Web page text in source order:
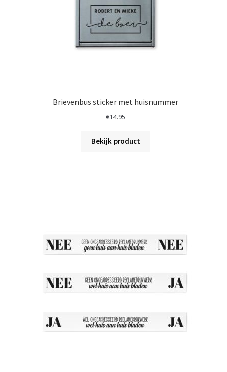
Brievenbus sticker met huisnummer
€14.95
Bekijk product